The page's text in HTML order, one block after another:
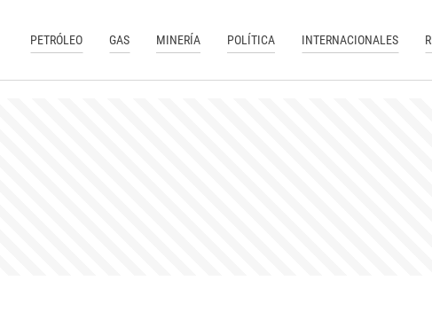
PETRÓLEO GAS MINERÍA POLÍTICA INTERNACIONALES